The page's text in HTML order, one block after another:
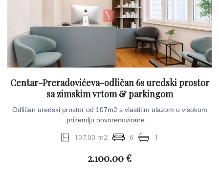
Centar-Preradovićeva-odličan 6s uredski prostor
sa zimskim vrtom & parkingom
Odličan uredski prostor od 107m2 s vlastitim ulazom u visokom
prizemlju novorenovirane ...
107.00 m2 6 1
2.100.00 €